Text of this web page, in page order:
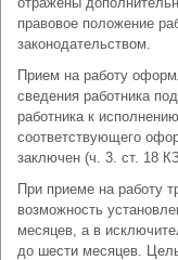
правовое положение
законодательством.
Прием на работу
сведения работника
работника к
соответствующего
заключен (ч. 3. ст. 18
При приеме на работу
возможность
месяцев, а в
до шести месяцев.